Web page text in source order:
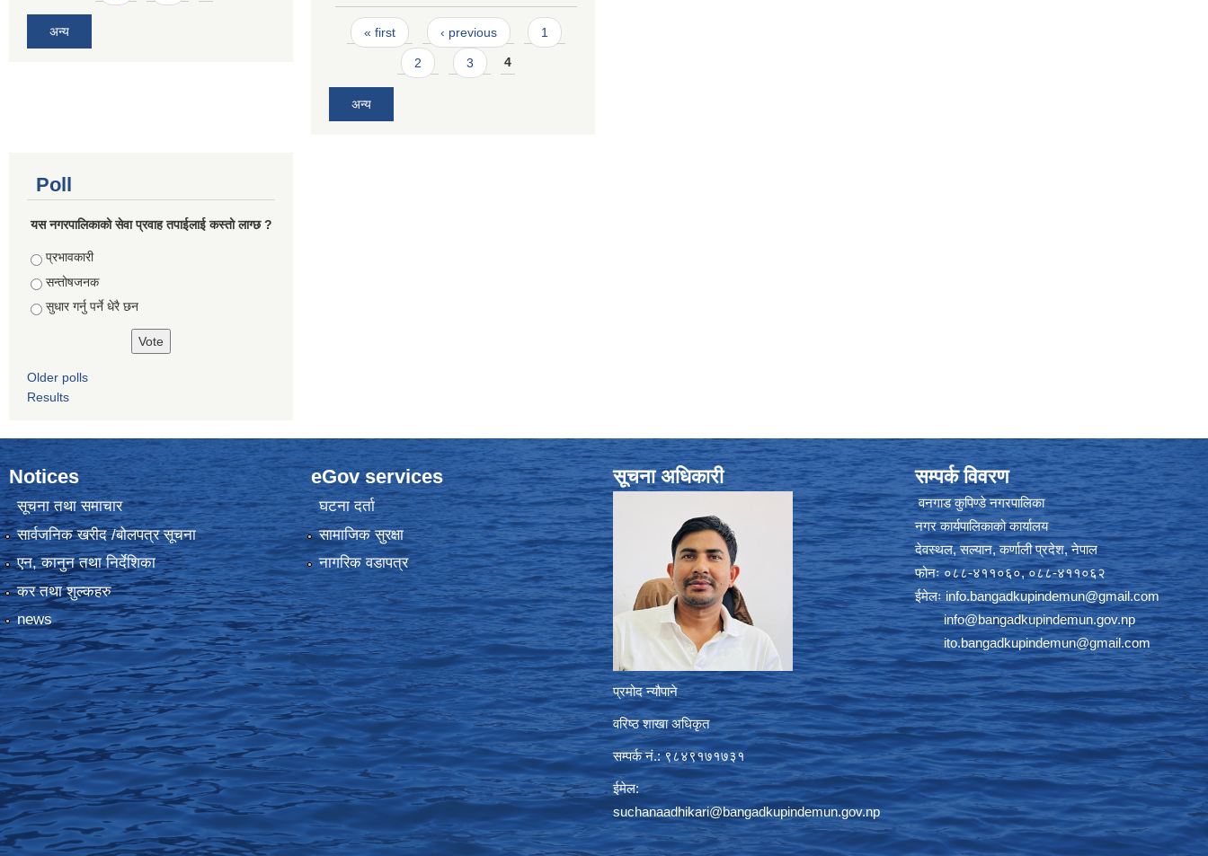
अन्य Pages
« first ‹ previous 1
2 3 4
अन्य
Poll
यस नगरपालिकाको सेवा प्रवाह तपाईलाई कस्तो लाग्छ ?
Choices
प्रभावकारी
सन्तोषजनक
सुधार गर्नु पर्ने धेरै छन
Older polls
Results
Notices
सूचना तथा समाचार
सार्वजनिक खरीद /बोलपत्र सूचना
एन, कानुन तथा निर्देशिका
कर तथा शुल्कहरु
news
eGov services
घटना दर्ता
सामाजिक सुरक्षा
नागरिक वडापत्र
सूचना अधिकारी
प्रमोद न्यौपाने
वरिष्ठ शाखा अधिकृत
सम्पर्क नं.: ९८४९१७१७३१
ईमेल:
suchanaadhikari@bangadkupindemun.gov.np
सम्पर्क विवरण
वनगाड कुपिण्डे नगरपालिका
नगर कार्यपालिकाको कार्यालय
देवस्थल, सल्यान, कर्णाली प्रदेश, नेपाल
फोनः ०८८-४११०६०, ०८८-४११०६२
ईमेलःinfo.bangadkupindemun@gmail.com
info@bangadkupindemun.gov.np
ito.bangadkupindemun@gmail.com